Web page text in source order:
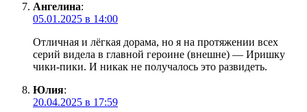
Ангелина:
05.01.2025 в 14:00
Отличная и лёгкая дорама, но я на протяжении всех
серий видела в главной героине (внешне) — Иришку
чики-пики. И никак не получалось это развидеть.
Юлия:
20.04.2025 в 17:59